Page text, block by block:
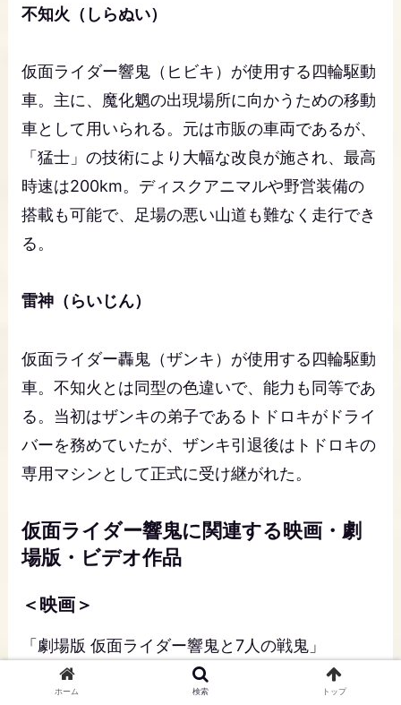
不知火（しらぬい）
仮面ライダー響鬼（ヒビキ）が使用する四輪駆動
車。主に、魔化魍の出現場所に向かうための移動
車として用いられる。元は市販の車両であるが、
「猛士」の技術により大幅な改良が施され、最高
時速は200km。ディスクアニマルや野営装備の
搭載も可能で、足場の悪い山道も難なく走行でき
る。
雷神（らいじん）
仮面ライダー轟鬼（ザンキ）が使用する四輪駆動
車。不知火とは同型の色違いで、能力も同等であ
る。当初はザンキの弟子であるトドロキがドライ
バーを務めていたが、ザンキ引退後はトドロキの
専用マシンとして正式に受け継がれた。
仮面ライダー響鬼に関連する映画・劇
場版・ビデオ作品
＜映画＞
「劇場版 仮面ライダー響鬼と7人の戦鬼」
（2005年9月3日公開）
ホーム 検索 トップ